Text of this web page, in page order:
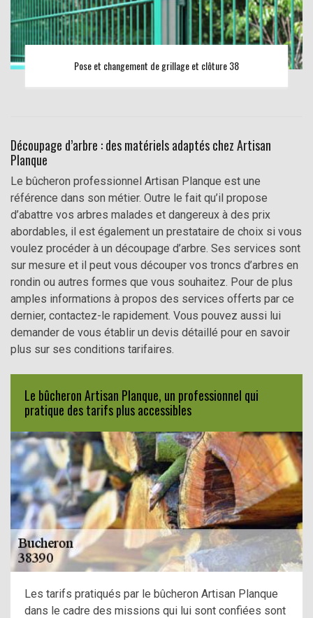
Pose et changement de grillage et clôture 38
Découpage d’arbre : des matériels adaptés chez Artisan
Planque
Le bûcheron professionnel Artisan Planque est une
référence dans son métier. Outre le fait qu’il propose
d’abattre vos arbres malades et dangereux à des prix
abordables, il est également un prestataire de choix si vous
voulez procéder à un découpage d’arbre. Ses services sont
sur mesure et il peut vous découper vos troncs d’arbres en
rondin ou autres formes que vous souhaitez. Pour de plus
amples informations à propos des services offerts par ce
dernier, contactez-le rapidement. Vous pouvez aussi lui
demander de vous établir un devis détaillé pour en savoir
plus sur ses conditions tarifaires.
Le bûcheron Artisan Planque, un professionnel qui
pratique des tarifs plus accessibles
Les tarifs pratiqués par le bûcheron Artisan Planque
dans le cadre des missions qui lui sont confiées sont